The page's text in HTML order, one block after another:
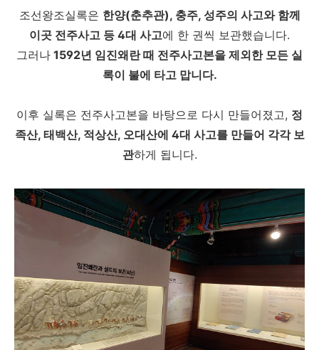
조선왕조실록은 한양(춘추관), 충주, 성주의 사고와 함께
이곳 전주사고 등 4대 사고에 한 권씩 보관했습니다.
그러나 1592년 임진왜란 때 전주사고본을 제외한 모든 실
록이 불에 타고 맙니다.
이후 실록은 전주사고본을 바탕으로 다시 만들어졌고, 정
족산, 태백산, 적상산, 오대산에 4대 사고를 만들어 각각 보
관하게 됩니다.